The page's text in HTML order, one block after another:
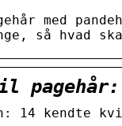
med
så hvad
14 kendte